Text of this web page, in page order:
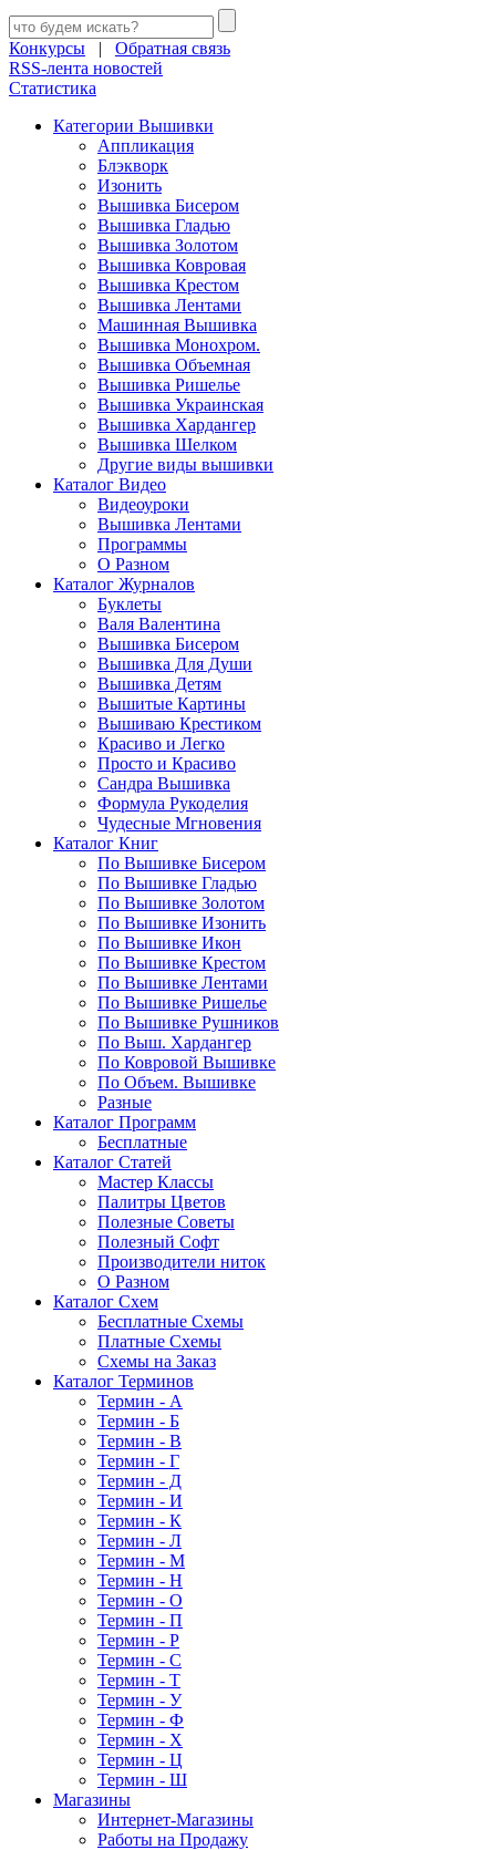
Конкурсы | Обратная связь
RSS-лента новостей
Статистика
Категории Вышивки
Аппликация
Блэкворк
Изонить
Вышивка Бисером
Вышивка Гладью
Вышивка Золотом
Вышивка Ковровая
Вышивка Крестом
Вышивка Лентами
Машинная Вышивка
Вышивка Монохром.
Вышивка Объемная
Вышивка Ришелье
Вышивка Украинская
Вышивка Хардангер
Вышивка Шелком
Другие виды вышивки
Каталог Видео
Видеоуроки
Вышивка Лентами
Программы
О Разном
Каталог Журналов
Буклеты
Валя Валентина
Вышивка Бисером
Вышивка Для Души
Вышивка Детям
Вышитые Картины
Вышиваю Крестиком
Красиво и Легко
Просто и Красиво
Сандра Вышивка
Формула Рукоделия
Чудесные Мгновения
Каталог Книг
По Вышивке Бисером
По Вышивке Гладью
По Вышивке Золотом
По Вышивке Изонить
По Вышивке Икон
По Вышивке Крестом
По Вышивке Лентами
По Вышивке Ришелье
По Вышивке Рушников
По Выш. Хардангер
По Ковровой Вышивке
По Объем. Вышивке
Разные
Каталог Программ
Бесплатные
Каталог Статей
Мастер Классы
Палитры Цветов
Полезные Советы
Полезный Софт
Производители ниток
О Разном
Каталог Схем
Бесплатные Схемы
Платные Схемы
Схемы на Заказ
Каталог Терминов
Термин - А
Термин - Б
Термин - В
Термин - Г
Термин - Д
Термин - И
Термин - К
Термин - Л
Термин - М
Термин - Н
Термин - О
Термин - П
Термин - Р
Термин - С
Термин - Т
Термин - У
Термин - Ф
Термин - Х
Термин - Ц
Термин - Ш
Магазины
Интернет-Магазины
Работы на Продажу